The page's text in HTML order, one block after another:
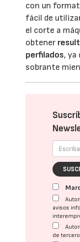
con un
fácil de
el corte a
obtener
perfilados, ya
sobrante
avisos
de